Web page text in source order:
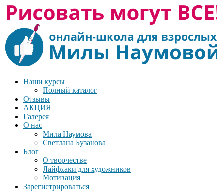
Наши курсы
Полный каталог
Отзывы
АКЦИЯ
Галерея
О нас
Мила Наумова
Светлана Бузанова
Блог
О творчестве
Лайфхаки для художников
Мотивация
Зарегистрироваться